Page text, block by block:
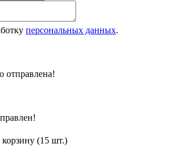
персональных данных.
отправлена!
(15 шт.)